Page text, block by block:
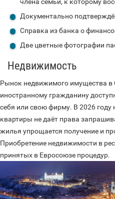
члена семьи, к которому
Документально
Справка из банка о
Две цветные фотографии
Недвижимость
Рынок недвижимого имущества
иностранному гражданину
себя или свою фирму. В 2026 году
квартиры не даёт права
жилья упрощается получение и
Приобретение недвижимости в
принятых в Евросоюзе процедур.